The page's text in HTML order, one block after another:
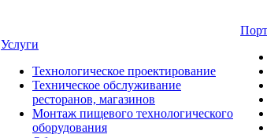
Услуги
Технологическое проектирование
Техническое обслуживание
ресторанов, магазинов
Монтаж пищевого технологического
оборудования